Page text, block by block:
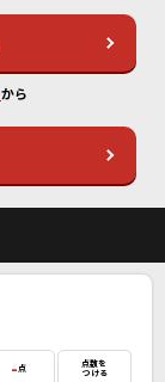
から
-点
点数を
つける